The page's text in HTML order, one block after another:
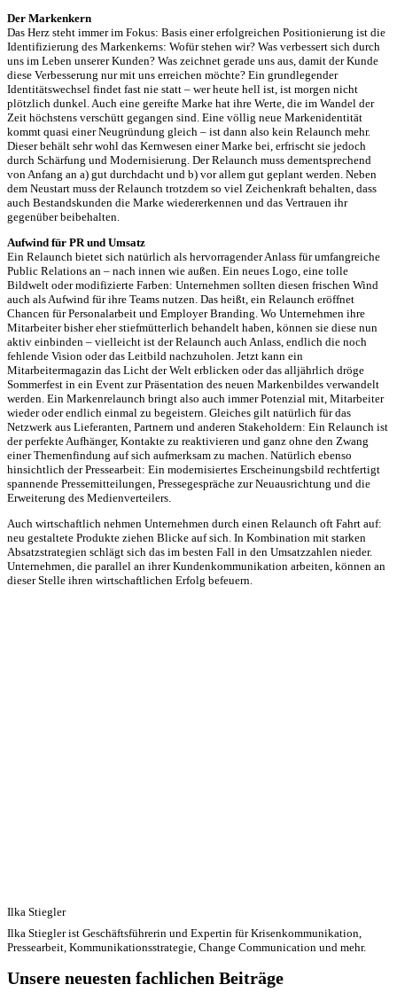
Der Markenkern
Das Herz steht immer im Fokus: Basis einer erfolgreichen Positionierung ist die
Identifizierung des Markenkerns: Wofür stehen wir? Was verbessert sich durch
uns im Leben unserer Kunden? Was zeichnet gerade uns aus, damit der Kunde
diese Verbesserung nur mit uns erreichen möchte? Ein grundlegender
Identitätswechsel findet fast nie statt – wer heute hell ist, ist morgen nicht
plötzlich dunkel. Auch eine gereifte Marke hat ihre Werte, die im Wandel der
Zeit höchstens verschütt gegangen sind. Eine völlig neue Markenidentität
kommt quasi einer Neugründung gleich – ist dann also kein Relaunch mehr.
Dieser behält sehr wohl das Kernwesen einer Marke bei, erfrischt sie jedoch
durch Schärfung und Modernisierung. Der Relaunch muss dementsprechend
von Anfang an a) gut durchdacht und b) vor allem gut geplant werden. Neben
dem Neustart muss der Relaunch trotzdem so viel Zeichenkraft behalten, dass
auch Bestandskunden die Marke wiedererkennen und das Vertrauen ihr
gegenüber beibehalten.
Aufwind für PR und Umsatz
Ein Relaunch bietet sich natürlich als hervorragender Anlass für umfangreiche
Public Relations an – nach innen wie außen. Ein neues Logo, eine tolle
Bildwelt oder modifizierte Farben: Unternehmen sollten diesen frischen Wind
auch als Aufwind für ihre Teams nutzen. Das heißt, ein Relaunch eröffnet
Chancen für Personalarbeit und Employer Branding. Wo Unternehmen ihre
Mitarbeiter bisher eher stiefmütterlich behandelt haben, können sie diese nun
aktiv einbinden – vielleicht ist der Relaunch auch Anlass, endlich die noch
fehlende Vision oder das Leitbild nachzuholen. Jetzt kann ein
Mitarbeitermagazin das Licht der Welt erblicken oder das alljährlich dröge
Sommerfest in ein Event zur Präsentation des neuen Markenbildes verwandelt
werden. Ein Markenrelaunch bringt also auch immer Potenzial mit, Mitarbeiter
wieder oder endlich einmal zu begeistern. Gleiches gilt natürlich für das
Netzwerk aus Lieferanten, Partnern und anderen Stakeholdern: Ein Relaunch ist
der perfekte Aufhänger, Kontakte zu reaktivieren und ganz ohne den Zwang
einer Themenfindung auf sich aufmerksam zu machen. Natürlich ebenso
hinsichtlich der Pressearbeit: Ein modernisiertes Erscheinungsbild rechtfertigt
spannende Pressemitteilungen, Pressegespräche zur Neuausrichtung und die
Erweiterung des Medienverteilers.
Auch wirtschaftlich nehmen Unternehmen durch einen Relaunch oft Fahrt auf:
neu gestaltete Produkte ziehen Blicke auf sich. In Kombination mit starken
Absatzstrategien schlägt sich das im besten Fall in den Umsatzzahlen nieder.
Unternehmen, die parallel an ihrer Kundenkommunikation arbeiten, können an
dieser Stelle ihren wirtschaftlichen Erfolg befeuern.
Ilka Stiegler
Ilka Stiegler ist Geschäftsführerin und Expertin für Krisenkommunikation,
Pressearbeit, Kommunikationsstrategie, Change Communication und mehr.
Unsere neuesten fachlichen Beiträge